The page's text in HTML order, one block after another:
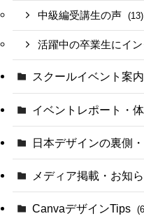
中級編受講生の声 (13)
活躍中の卒業生にイ
スクールイベント案内
イベントレポート・
日本デザインの裏側
メディア掲載・お知
CanvaデザインTips